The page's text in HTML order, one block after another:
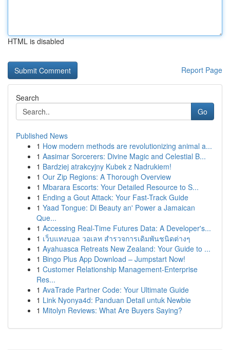
HTML is disabled
Report Page
Search
Go
Published News
1 How modern methods are revolutionizing animal a...
1 Aasimar Sorcerers: Divine Magic and Celestial B...
1 Bardziej atrakcyjny Kubek z Nadrukiem!
1 Our Zip Regions: A Thorough Overview
1 Mbarara Escorts: Your Detailed Resource to S...
1 Ending a Gout Attack: Your Fast-Track Guide
1 Yaad Tongue: Di Beauty an' Power a Jamaican
Que...
1 Accessing Real-Time Futures Data: A Developer's...
1 เว็บแทงบอล วอเลท สำรวจการเดิมพันชนิดต่างๆ
1 Ayahuasca Retreats New Zealand: Your Guide to ...
1 Bingo Plus App Download – Jumpstart Now!
1 Customer Relationship Management-Enterprise
Res...
1 AvaTrade Partner Code: Your Ultimate Guide
1 Link Nyonya4d: Panduan Detail untuk Newbie
1 Mitolyn Reviews: What Are Buyers Saying?